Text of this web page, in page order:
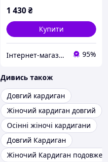
1 430₴
Купити
Інтернет-магазин одягу та взуття KedON 95%
Дивись також
Довгий кардиган
Жіночий кардиган довгий
Осінні жіночі кардигани
Довгий Кардиган
Жіночий Кардиган